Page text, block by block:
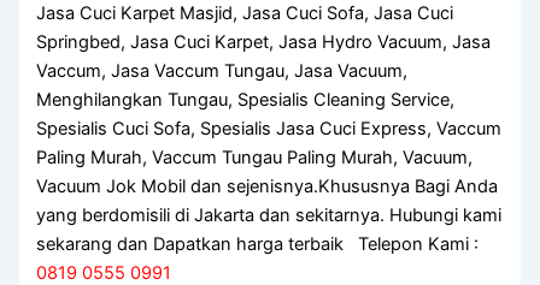
Jasa Cuci Karpet Masjid, Jasa Cuci Sofa, Jasa Cuci
Springbed, Jasa Cuci Karpet, Jasa Hydro Vacuum, Jasa
Vaccum, Jasa Vaccum Tungau, Jasa Vacuum,
Menghilangkan Tungau, Spesialis Cleaning Service,
Spesialis Cuci Sofa, Spesialis Jasa Cuci Express, Vaccum
Paling Murah, Vaccum Tungau Paling Murah, Vacuum,
Vacuum Jok Mobil dan sejenisnya.Khususnya Bagi Anda
yang berdomisili di Jakarta dan sekitarnya. Hubungi kami
sekarang dan Dapatkan harga terbaik Telepon Kami :
0819 0555 0991